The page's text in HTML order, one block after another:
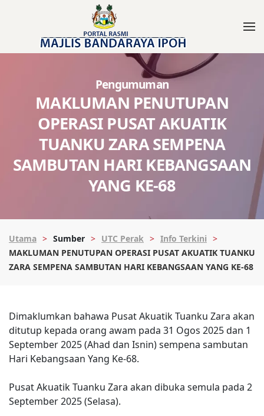
Pengumuman
MAKLUMAN PENUTUPAN
OPERASI PUSAT AKUATIK
TUANKU ZARA SEMPENA
SAMBUTAN HARI KEBANGSAAN
YANG KE-68
Utama Sumber UTC Perak
Info Terkini
MAKLUMAN PENUTUPAN OPERASI PUSAT AKUATIK TUANKU
ZARA SEMPENA SAMBUTAN HARI KEBANGSAAN YANG KE-68
Dimaklumkan bahawa Pusat Akuatik Tuanku Zara akan
ditutup kepada orang awam pada 31 Ogos 2025 dan 1
September 2025 (Ahad dan Isnin) sempena sambutan
Hari Kebangsaan Yang Ke-68.
Pusat Akuatik Tuanku Zara akan dibuka semula pada 2
September 2025 (Selasa).